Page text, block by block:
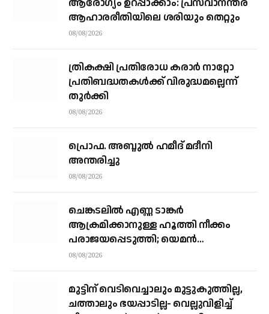
ആരോഗ്യം ഉറപ്പാക്കാം: പ്രസവാനന്തര
ആഹാരരീതിയിലെ ശരിയും തെറ്റും
08/08/2026
ത്രികക്ഷി പ്രതിരോധ കരാര്‍ നാറ്റോ
പ്രതിബദ്ധതകള്‍ക്ക് വിരുദ്ധമല്ലെന്ന്
തുര്‍ക്കി
08/08/2026
പ്രൊഫ. അബ്ദുൽ ഹമീദ് മദീനി
അന്തരിച്ചു
08/08/2026
ചെങ്കടലില്‍ എണ്ണ ടാങ്കര്‍
ആക്രമിക്കാനുള്ള ഹൂത്തി നീക്കം
പരാജയപ്പെടുത്തി; യെമൻ
സംഘർഷത്തിലേക്ക് നീങ്ങുന്നുവെന്ന്
08/08/2026
മുട്ടിന് വെടിവെച്ചാലും മുട്ടുകുത്തില്ല,
ചത്താലും ഭയപ്പാടില്ല- വെല്ലുവിളിച്ച്